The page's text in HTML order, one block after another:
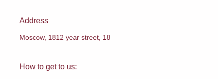
Address
Moscow, 1812 year street, 18
How to get to us: